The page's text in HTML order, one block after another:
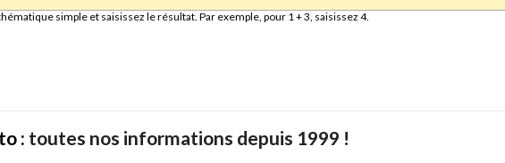
simple et saisissez le résultat. Par exemple, pour 1 + 3, saisissez 4.
: toutes nos informations depuis 1999 !